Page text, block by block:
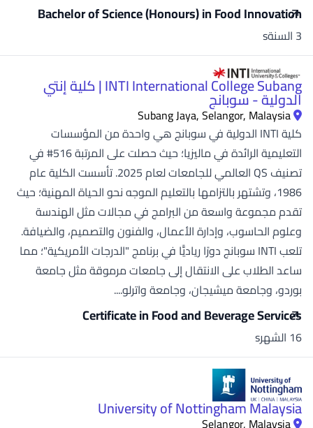
Bachelor of Science (Honours) in Food Innovation
3 السنةs
INTI International College Subang | كلية إنتي
الدولية - سوبانج
Subang Jaya, Selangor, Malaysia
كلية INTI الدولية في سوبانج هي واحدة من المؤسسات
التعليمية الرائدة في ماليزيا؛ حيث حصلت على المرتبة 516# في
تصنيف QS العالمي للجامعات لعام 2025. تأسست الكلية عام
1986، وتشتهر بالتزامها بالتعليم الموجه نحو الحياة المهنية؛ حيث
تقدم مجموعة واسعة من البرامج في مجالات مثل الهندسة
وعلوم الحاسوب، وإدارة الأعمال، والفنون والتصميم، والضيافة.
تلعب INTI سوبانج دورًا رياديًّا في برنامج "الدرجات الأمريكية"؛ مما
ساعد الطلاب على الانتقال إلى جامعات مرموقة مثل جامعة
بوردو، وجامعة ميشيجان، وجامعة واترلو....
Certificate in Food and Beverage Services
16 الشهرs
University of Nottingham Malaysia